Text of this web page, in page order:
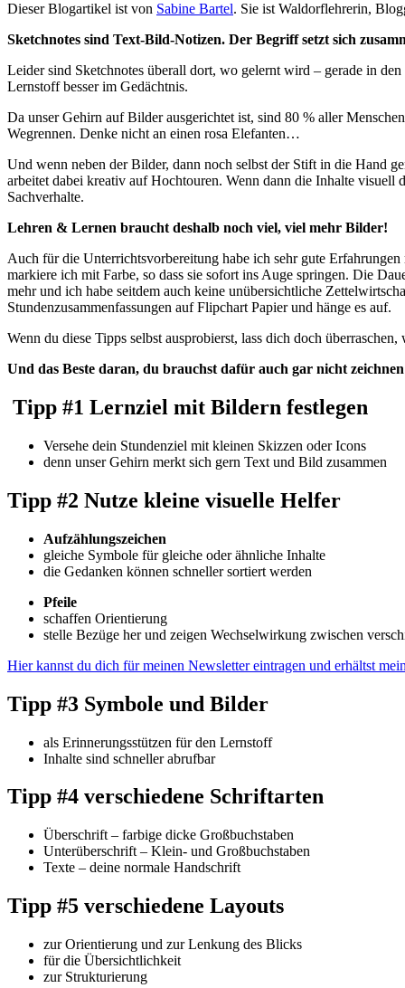
Dieser Blogartikel ist von Sabine Bartel. Sie ist Waldorflehrerin,
Sketchnotes sind Text-Bild-Notizen. Der Begriff setzt sich
Leider sind Sketchnotes überall dort, wo gelernt wird – gerade in
Lernstoff besser im Gedächtnis.
Da unser Gehirn auf Bilder ausgerichtet ist, sind 80 % aller
Wegrennen. Denke nicht an einen rosa Elefanten…
Und wenn neben der Bilder, dann noch selbst der Stift in die Hand
arbeitet dabei kreativ auf Hochtouren. Wenn dann die Inhalte
Sachverhalte.
Lehren & Lernen braucht deshalb noch viel, viel mehr Bilder!
Auch für die Unterrichtsvorbereitung habe ich sehr gute
markiere ich mit Farbe, so dass sie sofort ins Auge springen. Die
mehr und ich habe seitdem auch keine unübersichtliche
Stundenzusammenfassungen auf Flipchart Papier und hänge es auf.
Wenn du diese Tipps selbst ausprobierst, lass dich doch
Und das Beste daran, du brauchst dafür auch gar nicht
Tipp #1 Lernziel mit Bildern festlegen
Versehe dein Stundenziel mit kleinen Skizzen oder Icons
denn unser Gehirn merkt sich gern Text und Bild zusammen
Tipp #2 Nutze kleine visuelle Helfer
Aufzählungszeichen
gleiche Symbole für gleiche oder ähnliche Inhalte
die Gedanken können schneller sortiert werden
Pfeile
schaffen Orientierung
stelle Bezüge her und zeigen Wechselwirkung zwischen
Hier kannst du dich für meinen Newsletter eintragen und erhältst
Tipp #3 Symbole und Bilder
als Erinnerungsstützen für den Lernstoff
Inhalte sind schneller abrufbar
Tipp #4 verschiedene Schriftarten
Überschrift – farbige dicke Großbuchstaben
Unterüberschrift – Klein- und Großbuchstaben
Texte – deine normale Handschrift
Tipp #5 verschiedene Layouts
zur Orientierung und zur Lenkung des Blicks
für die Übersichtlichkeit
zur Strukturierung